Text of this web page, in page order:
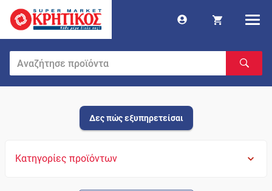
Δες πώς εξυπηρετείσαι
Κατηγορίες προϊόντων